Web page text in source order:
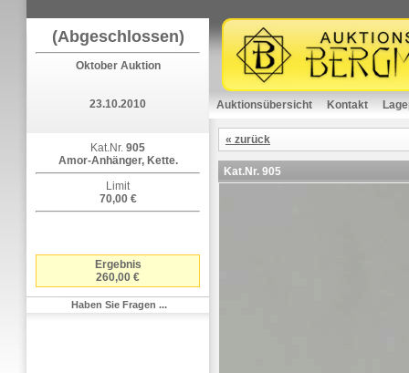
(Abgeschlossen)
Oktober Auktion
23.10.2010
Kat.Nr. 905
Amor-Anhänger, Kette.
Limit
70,00 €
Ergebnis
260,00 €
Haben Sie Fragen ...
Auktionsübersicht Kontakt
« zurück
Kat.Nr. 905